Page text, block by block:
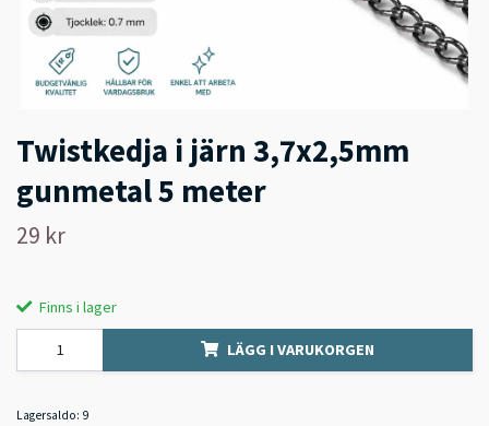
Twistkedja i järn 3,7x2,5mm
gunmetal 5 meter
29 kr
Finns i lager
LÄGG I VARUKORGEN
Lagersaldo: 9